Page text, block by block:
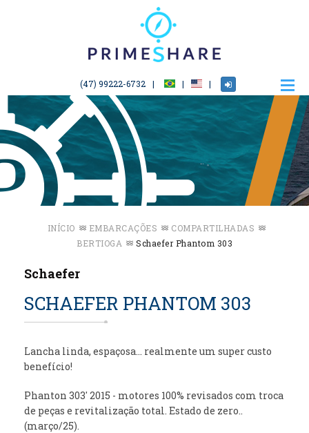
(47) 99222-6732
INÍCIO EMBARCAÇÕES
COMPARTILHADAS
BERTIOGA
Schaefer Phantom 303
Schaefer
SCHAEFER PHANTOM 303
Lancha linda, espaçosa... realmente um super custo
benefício!
Phanton 303' 2015 - motores 100% revisados com troca
de peças e revitalização total. Estado de zero..
(março/25).